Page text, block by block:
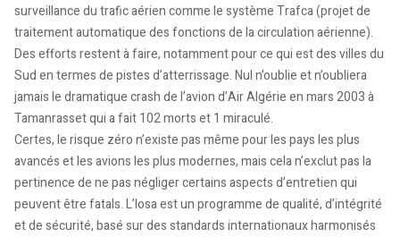
surveillance du trafic aérien comme le système Trafca (projet de
traitement automatique des fonctions de la circulation aérienne).
Des efforts restent à faire, notamment pour ce qui est des villes du
Sud en termes de pistes d’atterrissage. Nul n’oublie et n’oubliera
jamais le dramatique crash de l’avion d’Air Algérie en mars 2003 à
Tamanrasset qui a fait 102 morts et 1 miraculé.
Certes, le risque zéro n’existe pas même pour les pays les plus
avancés et les avions les plus modernes, mais cela n’exclut pas la
pertinence de ne pas négliger certains aspects d’entretien qui
peuvent être fatals. L’Iosa est un programme de qualité, d’intégrité
et de sécurité, basé sur des standards internationaux harmonisés